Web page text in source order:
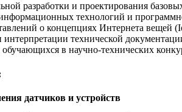
разработки и проектирования
технологий и
о концепциях Интернета вещей
технической
в научно-технических
датчиков и устройств